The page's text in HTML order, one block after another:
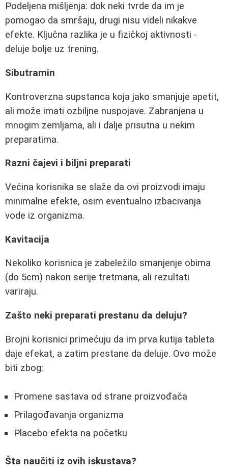
Podeljena mišljenja: dok neki tvrde da im je
pomogao da smršaju, drugi nisu videli nikakve
efekte. Ključna razlika je u fizičkoj aktivnosti -
deluje bolje uz trening.
Sibutramin
Kontroverzna supstanca koja jako smanjuje apetit,
ali može imati ozbiljne nuspojave. Zabranjena u
mnogim zemljama, ali i dalje prisutna u nekim
preparatima.
Razni čajevi i biljni preparati
Većina korisnika se slaže da ovi proizvodi imaju
minimalne efekte, osim eventualno izbacivanja
vode iz organizma.
Kavitacija
Nekoliko korisnica je zabeležilo smanjenje obima
(do 5cm) nakon serije tretmana, ali rezultati
variraju.
Zašto neki preparati prestanu da deluju?
Brojni korisnici primećuju da im prva kutija tableta
daje efekat, a zatim prestane da deluje. Ovo može
biti zbog:
Promene sastava od strane proizvođača
Prilagođavanja organizma
Placebo efekta na početku
Šta naučiti iz ovih iskustava?